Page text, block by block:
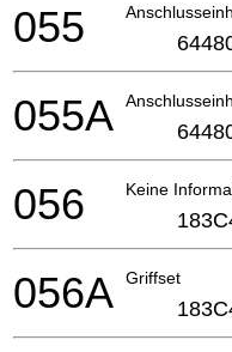
055
055A
Keine
056
Griffset
056A